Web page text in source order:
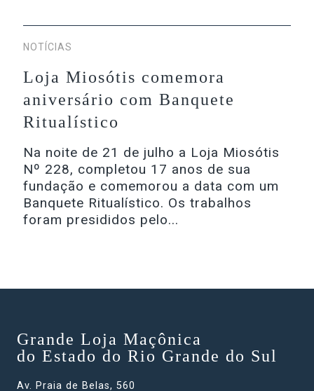
NOTÍCIAS
Loja Miosótis comemora
aniversário com Banquete
Ritualístico
Na noite de 21 de julho a Loja Miosótis
Nº 228, completou 17 anos de sua
fundação e comemorou a data com um
Banquete Ritualístico. Os trabalhos
foram presididos pelo...
Grande Loja Maçônica
do Estado do Rio Grande do Sul
Av. Praia de Belas, 560